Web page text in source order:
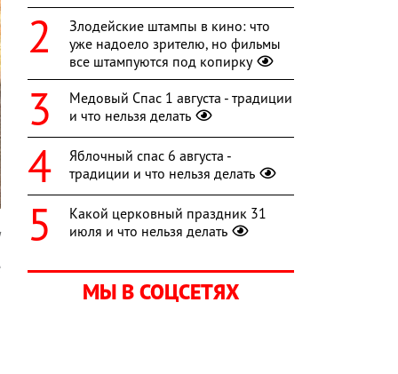
Злодейские штампы в кино: что
уже надоело зрителю, но фильмы
все штампуются под копирку
Медовый Спас 1 августа - традиции
и что нельзя делать
Яблочный спас 6 августа -
традиции и что нельзя делать
Какой церковный праздник 31
июля и что нельзя делать
МЫ В СОЦСЕТЯХ